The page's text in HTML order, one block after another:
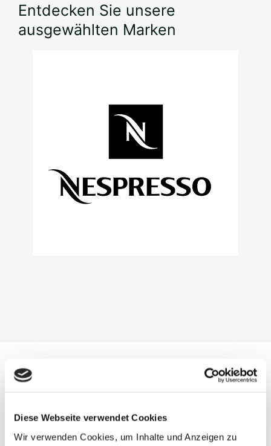
Diese Webseite verwendet Cookies
Wir verwenden Cookies, um Inhalte und Anzeigen zu
Entdecken Sie unsere
ausgewählten Marken
Ein einzigartiges Erlebnis